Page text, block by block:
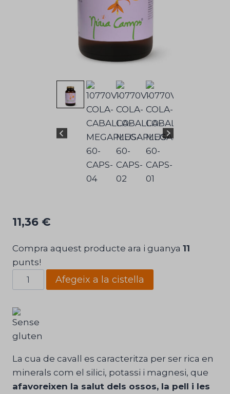
11,36 €
Compra aquest producte ara i guanya 11
punts!
quantitat
de
de
Cavall
Plus
Núria
Camps®
Afegeix a la cistella
La cua de cavall es caracteritza per ser rica en
minerals com el silici, potassi i magnesi, que
afavoreixen la salut dels ossos, la pell i les